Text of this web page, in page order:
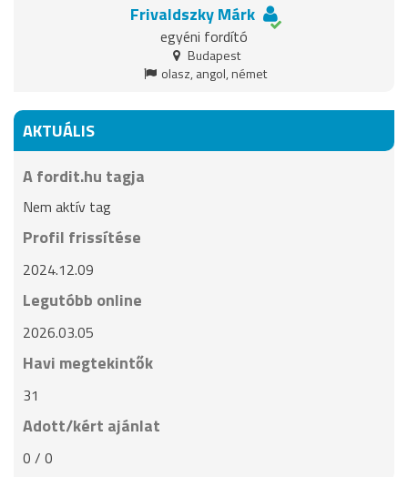
Frivaldszky Márk
egyéni fordító
Budapest
olasz, angol, német
AKTUÁLIS
A fordit.hu tagja
Nem aktív tag
Profil frissítése
2024.12.09
Legutóbb online
2026.03.05
Havi megtekintők
31
Adott/kért ajánlat
0 / 0